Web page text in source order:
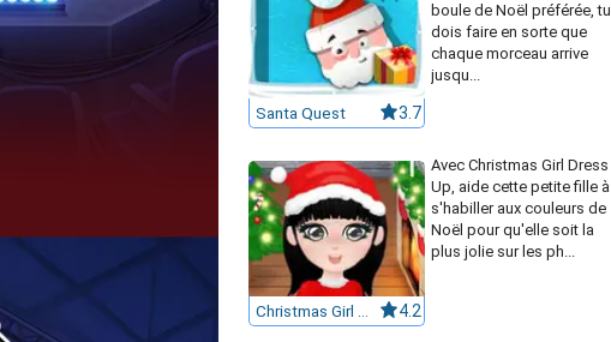
Santa Quest 3.7
boule de Noël préférée, tu
dois faire en sorte que
chaque morceau arrive
jusqu...
4.2
Avec Christmas Girl Dress
Up, aide cette petite fille à
s'habiller aux couleurs de
Noël pour qu'elle soit la
plus jolie sur les ph...